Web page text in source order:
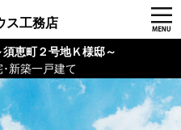
恵町２号地Ｋ様邸～
新築一戸建て
ス工務店